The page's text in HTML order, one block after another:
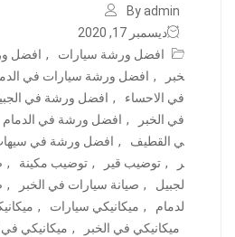
By admin
ديسمبر 17, 2020
افضل ورشة سيارات
, افضل
خبر
, افضل ورشة سيارات في
في الاحساء
, افضل ورشة في
في الخبر
, افضل ورشة في الدمام
ي القطيف
, افضل ورشة في
ر
, توضيب قير , توضيب مكينة ,
لجبيل
, صيانة سيارات في الخبر ,
لدمام
, ميكانيكي سيارات ,
ميكانيكي في الخبر
, ميكانيكي في